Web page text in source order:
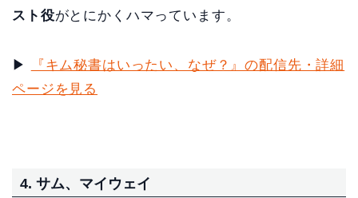
スト役がとにかくハマっています。
▶
『キム秘書はいったい、なぜ？』の配信先・詳細
ページを見る
4. サム、マイウェイ